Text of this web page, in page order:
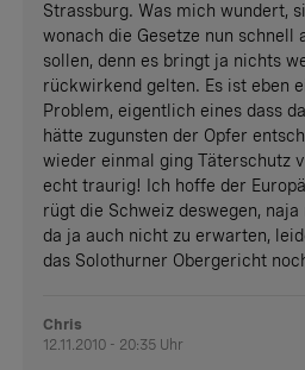
Strassburg. Was mich wundert,
wonach die Gesetze nun schnell
sollen, denn es bringt ja nichts
rückwirkend gelten. Es ist eben
Problem, eigentlich eines dass
hätte zugunsten der Opfer
wieder einmal ging Täterschutz
echt traurig! Ich hoffe der
rügt die Schweiz deswegen,
da ja auch nicht zu erwarten,
das Solothurner Obergericht
Chris
12.11.2010 - 20:35 Uhr